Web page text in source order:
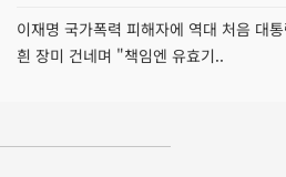
이재명 국가폭력 피해자에 역대 처음 대
흰 장미 건네며 "책임엔 유효기..